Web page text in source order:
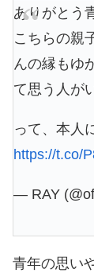
ありがとう
こちらの親
んの縁もゆ
て思う人が
って、本人
https://t.co/
— RAY
青年の思い